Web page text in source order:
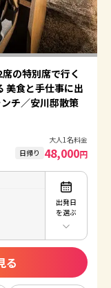
の特別席で行く
美食と手仕事に出
チ／安川邸散策
大人1名料金
日帰り 48,000円
出発日
を選ぶ
る